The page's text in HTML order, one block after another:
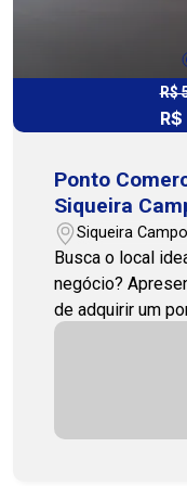
espaço neste
R$
Ponto
Siqueira
Siqueira
Busca o local
negócio?
de adquirir um
Estratégica:
de GRANDE
garantindo que a